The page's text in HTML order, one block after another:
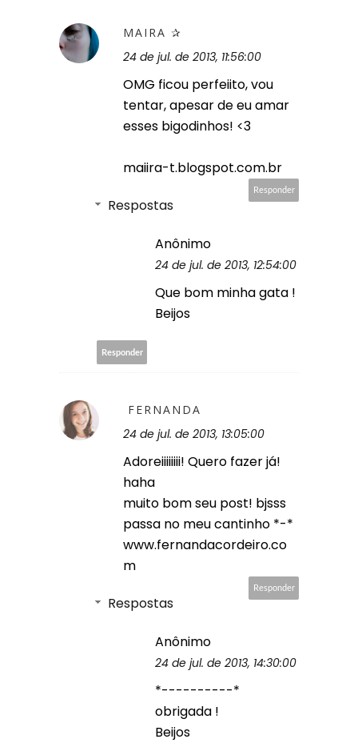
MAIRA ✰
24 de jul. de 2013, 11:56:00
OMG ficou perfeiito, vou
tentar, apesar de eu amar
esses bigodinhos! <3
maiira-t.blogspot.com.br
Responder
Respostas
Anônimo
24 de jul. de 2013, 12:54:00
Que bom minha gata !
Beijos
Responder
FERNANDA
24 de jul. de 2013, 13:05:00
Adoreiiiiiiii! Quero fazer já!
haha
muito bom seu post! bjsss
passa no meu cantinho *-*
www.fernandacordeiro.co
m
Responder
Respostas
Anônimo
24 de jul. de 2013, 14:30:00
*----------*
obrigada !
Beijos